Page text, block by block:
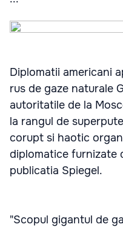
Diplomatii americani
rus de gaze naturale
autoritatile de la
la rangul de
corupt si haotic
diplomatice furnizate
publicatia Spiegel.
"Scopul gigantul de